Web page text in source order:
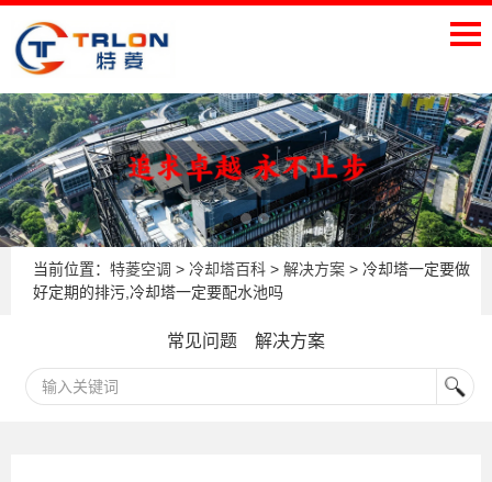
当前位置： 特菱空调 > 冷却塔百科 > 解决方案 > 冷却塔一定要做
好定期的排污,冷却塔一定要配水池吗
常见问题 解决方案